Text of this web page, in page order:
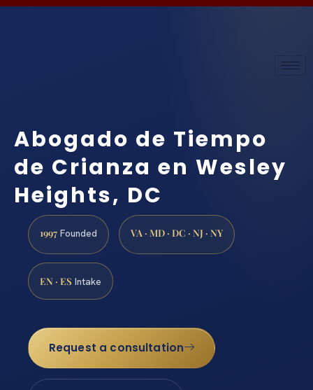
Abogado de Tiempo
de Crianza en Wesley
Heights, DC
1997 Founded VA · MD · DC · NJ · NY
EN · ES Intake
Request a consultation